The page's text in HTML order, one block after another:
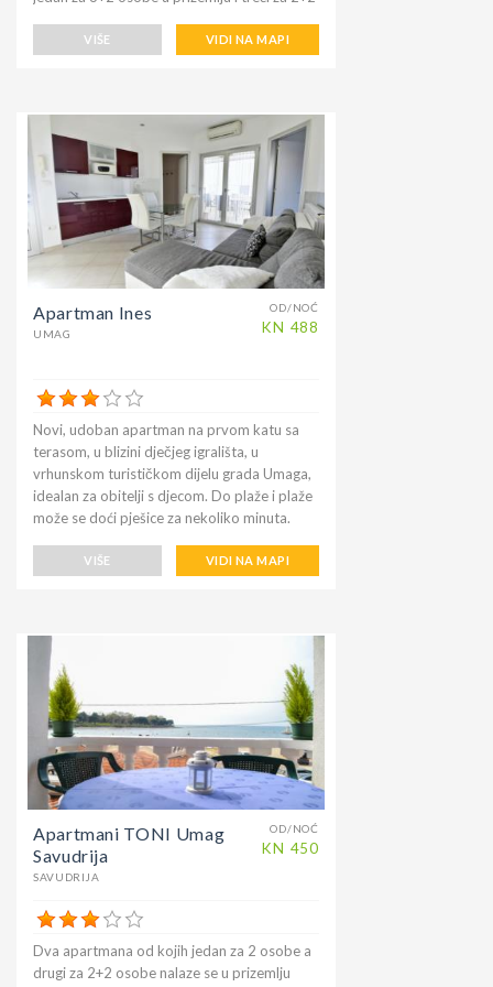
upotrebu ograđeno dvorište, roštilj, ležaljke.
odmor, vožnje biciklima, šetnjama obližnjim
šumama i livadama i opuštanje. Prekrasna
šljunčana plaža Kanegra samo je 1000 m
udaljena od kuće. Vrlo je blizu biciklistička
staza Parenzana za ljubitelje biciklizma. U
kući se nalaze dva psa, koja su pod
nadzorom vlasnice.
VIŠE VIDI NA MAPI
OD/NOĆ
KN 488
Apartman Ines
UMAG
Novi, udoban apartman na prvom katu sa
terasom, u blizini dječjeg igrališta, u
vrhunskom turističkom dijelu grada Umaga,
idealan za obitelji s djecom. Do plaže i plaže
može se doći pješice za nekoliko minuta.
sa svime što vam je potrebno za opuštajući
centralnim. U blizini teniskih terena, gdje se
već godinama održava poznati Umag open
Croatia ATP teniski turnir.
VIŠE VIDI NA MAPI
OD/NOĆ
KN 450
Apartmani TONI Umag
Savudrija
SAVUDRIJA
Dva apartmana od kojih jedan za 2 osobe a
drugi za 2+2 osobe nalaze se u prizemlju